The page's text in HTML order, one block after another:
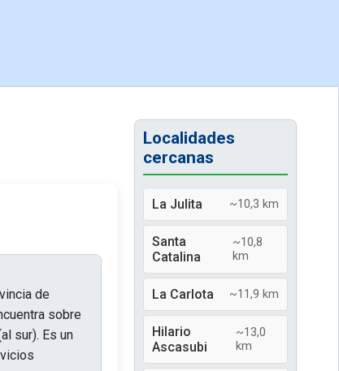
de
sobre
sur). Es un
Localidades
cercanas
La Julita ~10,3 km
Santa
Catalina
~10,8
km
La Carlota ~11,9 km
Hilario
Ascasubi
~13,0
km